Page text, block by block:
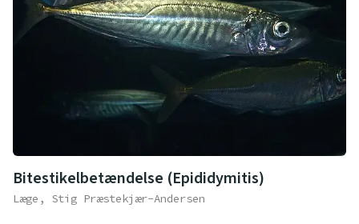
Bitestikelbetændelse (Epididymitis)
Læge, Stig Præstekjær-Andersen